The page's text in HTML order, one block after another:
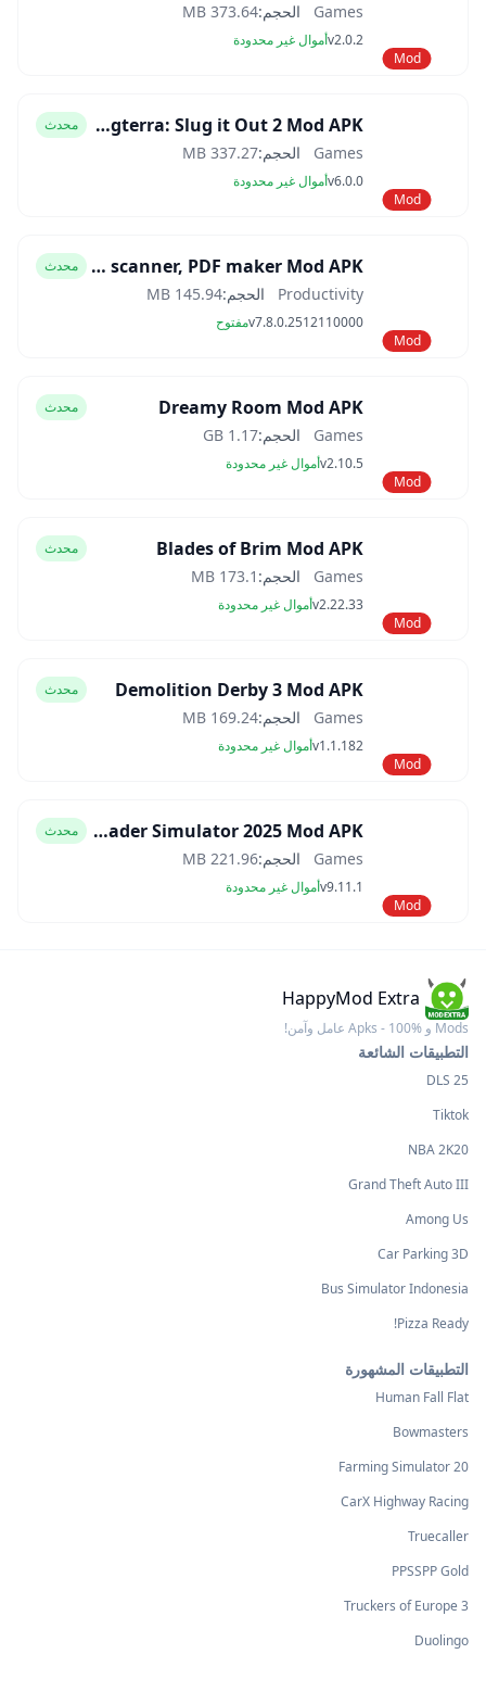
Mod
Games الحجم:373.64 MB
v2.0.2أموال غير محدودة
Mod
Slugterra: Slug it Out 2 Mod APK محدث
Games الحجم:337.27 MB
v6.0.0أموال غير محدودة
Mod
CamScanner- scanner, PDF maker Mod APK محدث
Productivity الحجم:145.94 MB
v7.8.0.2512110000مفتوح
Mod
Dreamy Room Mod APK محدث
Games الحجم:1.17 GB
v2.10.5أموال غير محدودة
Mod
Blades of Brim Mod APK محدث
Games الحجم: 173.1 MB
v2.22.33أموال غير محدودة
Mod
Demolition Derby 3 Mod APK محدث
Games الحجم:169.24 MB
v1.1.182أموال غير محدودة
Mod
Car Trader Simulator 2025 Mod APK محدث
Games الحجم:221.96 MB
v9.11.1أموال غير محدودة
HappyMod Extra
Mods و Apks - 100% عامل وآمن!
التطبيقات الشائعة
DLS 25
Tiktok
NBA 2K20
Grand Theft Auto III
Among Us
Car Parking 3D
Bus Simulator Indonesia
Pizza Ready!
التطبيقات المشهورة
Human Fall Flat
Bowmasters
Farming Simulator 20
CarX Highway Racing
Truecaller
PPSSPP Gold
Truckers of Europe 3
Duolingo